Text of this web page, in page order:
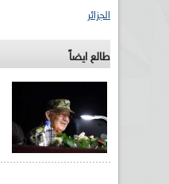
الجزائر
طالع ايضاً